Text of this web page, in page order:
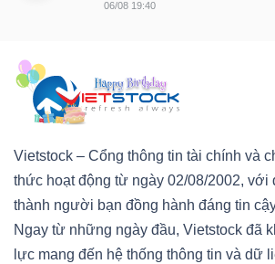
06/08 19:40
Vietstock – Cổng thông tin tài chính và
thức hoạt động từ ngày 02/08/2002,
thành người bạn đồng hành đáng tin
Ngay từ những ngày đầu, Vietstock đã
lực mang đến hệ thống thông tin và dữ